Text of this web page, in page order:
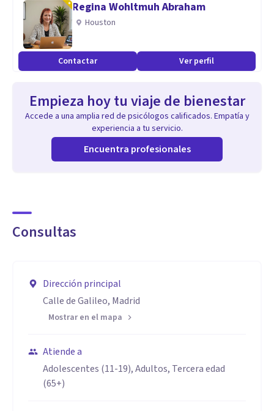
Regina Wohltmuh Abraham
Houston
Contactar Ver perfil
Empieza hoy tu viaje de bienestar
Accede a una amplia red de psicólogos calificados. Empatía y
experiencia a tu servicio.
Encuentra profesionales
Consultas
Dirección principal
Calle de Galileo, Madrid
Mostrar en el mapa
Atiende a
Adolescentes (11-19), Adultos, Tercera edad
(65+)